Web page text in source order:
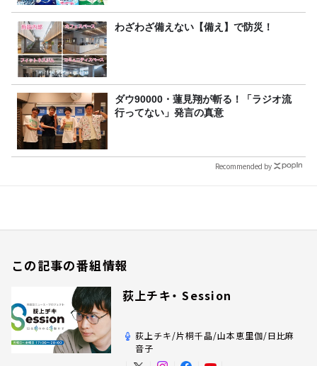
わざわざ備えない【備え】で防災！
ダウ90000・蓮見翔が斬る！「ラジオ流
行ってない」発言の真意
Recommended by
この記事の番組情報
荻上チキ・ Session
荻上チキ/片桐千晶/山本恵里伽/日比麻
音子